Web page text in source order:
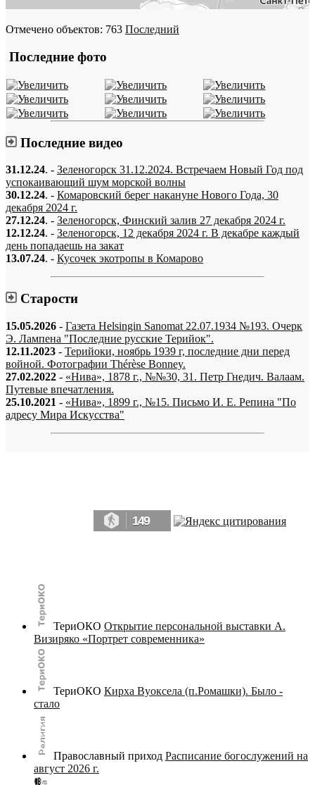
Отмечено объектов: 763 Последний
Последние фото
Последние видео
31.12.24. - Зеленогорск 31.12.2024. Встречаем Новый Год под
успокаивающий шум морской волны
30.12.24. - Комаровский берег накануне Нового Года, 30
декабря 2024 г.
27.12.24. - Зеленогорск, Финский залив 27 декабря 2024 г.
12.12.24. - Зеленогорск, 12 декабря 2024 г. В декабре каждый
день попадаешь на закат
13.07.24. - Кусочек экотропы в Комарово
Старости
15.05.2026 - Газета Helsingin Sanomat 22.07.1934 №193. Очерк
Э. Лампена "Последние русские Терийок".
12.11.2023 - Терийоки, ноябрь 1939 г, последние дни перед
войной. Фотографии Thérèse Bonney.
27.02.2022 - «Нива», 1878 г., №№30, 31. Петр Гнедич. Валаам.
Путевые впечатления.
25.10.2021 - «Нива», 1899 г., №15. Письмо И. Е. Репина "По
адресу Мира Искусства"
149
ТериОКО Открытие персональной выставки А.
Визиряко «Портрет современника»
ТериОКО Кирха Вуоксела (п.Ромашки). Было -
стало
Православный приход Расписание богослужений на
август 2026 г.